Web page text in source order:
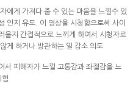
에게 가져다 줄 수 있는 마음을 느낄수 있
인지 유도. 이 영상을 시청함으로써 사이
울지 간접적으로 느끼게 하여서 시청자로
게 하거나 방관하는 일 감소 의도
서 피해자가 느낄 고통감과 좌절감을 느
험